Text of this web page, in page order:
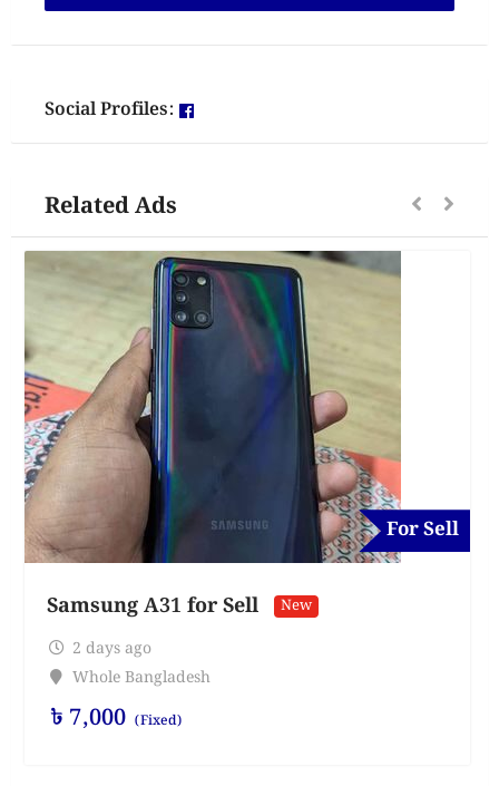
Social Profiles:
Related Ads
For Sell
Samsung A31 for Sell New
2 days ago
Whole Bangladesh
৳ 7,000 (Fixed)